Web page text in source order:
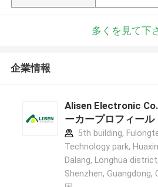
多くを見て下
企業情報
Alisen Electronic
ーカープロフィール
5th building,
Technology park,
Dalang, Longhua
Shenzhen, Guangdong,